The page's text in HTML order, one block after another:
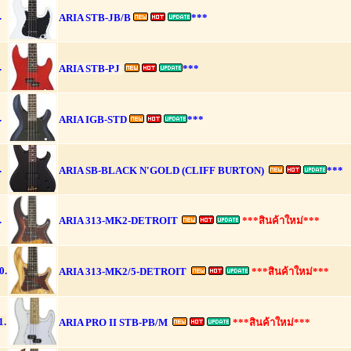
ARIA STB-JB/B ***
ARIA STB-PJ ***
ARIA IGB-STD ***
ARIA SB-BLACK N'GOLD (CLIFF BURTON) ***
ARIA 313-MK2-DETROIT ***สินค้าใหม่***
ARIA 313-MK2/5-DETROIT ***สินค้าใหม่***
ARIA PRO II STB-PB/M ***สินค้าใหม่***